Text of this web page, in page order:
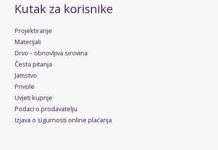
Kutak za korisnike
Projektiranje
Materijali
Drvo – obnovljiva sirovina
Česta pitanja
Jamstvo
Privole
Uvjeti kupnje
Podaci o prodavatelju
Izjava o sigurnosti online plaćanja